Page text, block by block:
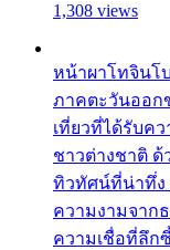
1,308 views
หน้าผาโทจินโบ
ภาคตะวันออก
เที่ยวที่ได้รับค
ชาวต่างชาติ
ทิวทัศน์ที่น่าทึ่ง
ความงามจาก
ความเชื่อที่ลึก